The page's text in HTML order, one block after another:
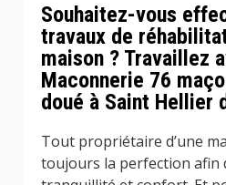
Souhaitez-vous
travaux de
maison ? Travaillez
Maconnerie 76
doué à Saint Hellier
Tout propriétaire d’une
toujours la perfection afin